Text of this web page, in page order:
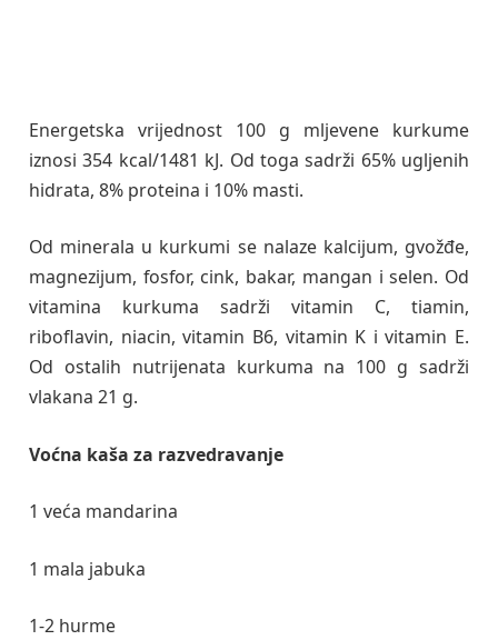
Energetska vrijednost 100 g mljevene kurkume
iznosi 354 kcal/1481 kJ. Od toga sadrži 65% ugljenih
hidrata, 8% proteina i 10% masti.
Od minerala u kurkumi se nalaze kalcijum, gvožđe,
magnezijum, fosfor, cink, bakar, mangan i selen. Od
vitamina kurkuma sadrži vitamin C, tiamin,
riboflavin, niacin, vitamin B6, vitamin K i vitamin E.
Od ostalih nutrijenata kurkuma na 100 g sadrži
vlakana 21 g.
Voćna kaša za razvedravanje
1 veća mandarina
1 mala jabuka
1-2 hurme